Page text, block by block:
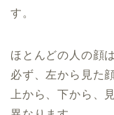
す。
ほとんどの人の顔
必ず、左から見た
上から、下から、